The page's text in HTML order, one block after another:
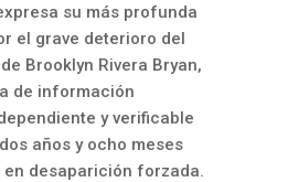
su más profunda
el grave deterioro del
Brooklyn Rivera Bryan,
de información
y verificable
años y ocho meses
desaparición forzada.